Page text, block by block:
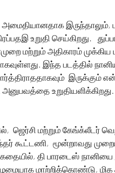
அமைதியானதாக
உறுதி செய்கிறது.
மற்றும் அதிகாரம்
இந்த படத்தில்
இருக்கும்
உறுதியளிக்கிறது.
ஜெர்சி மற்றும் கேங்க்லீடர்
கூட்டணி,  மூன்றாவது
தி பாரடைஸ்
மாற்றிக்கொண்டு, மிக